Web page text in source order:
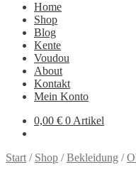
Home
Shop
Blog
Kente
Voudou
About
Kontakt
Mein Konto
0,00 € 0 Artikel
Start / Shop /Bekleidung /